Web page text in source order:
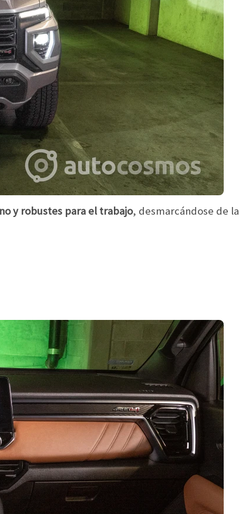
y robustes para el trabajo, desmarcándose de la